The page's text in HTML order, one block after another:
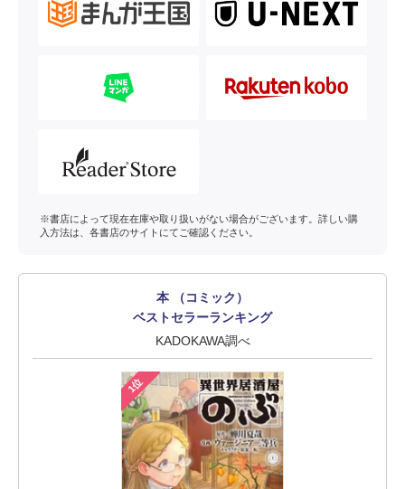
※書店によって現在在庫や取り扱いがない場合がございます。詳しい購
入方法は、各書店のサイトにてご確認ください。
本 （コミック）
ベストセラーランキング
KADOKAWA調べ
1位